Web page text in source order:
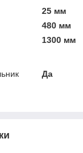
25 мм
480 мм
1300 мм
Да